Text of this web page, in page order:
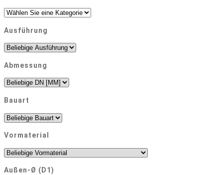
Ausführung
Abmessung
Bauart
Vormaterial
Außen-Ø (D1)